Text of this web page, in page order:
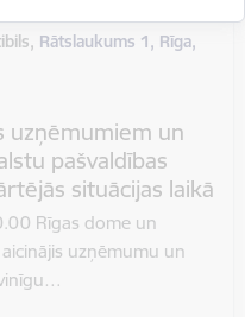
Rātslaukums 1, Rīga,
uzņēmumiem un
pašvaldības
situācijas laikā
Rīgas dome un
uzņēmumu un